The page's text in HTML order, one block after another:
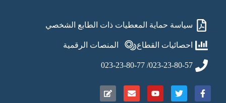
سياسة حماية المعطيات ذات الطابع الشخصي
احصائيات القطاع المنصات الرقمية
023-23-80-57/ 023-23-80-77